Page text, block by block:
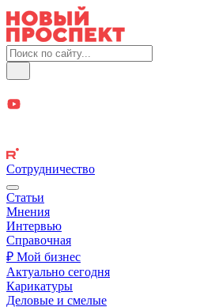
Сотрудничество
Статьи
Мнения
Интервью
Справочная
₽ Мой бизнес
Актуально сегодня
Карикатуры
Деловые и смелые